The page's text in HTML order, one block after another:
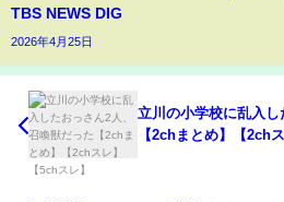
TBS NEWS DIG
2026年4月25日
立川の小学校に乱入
【2chまとめ】【2ch